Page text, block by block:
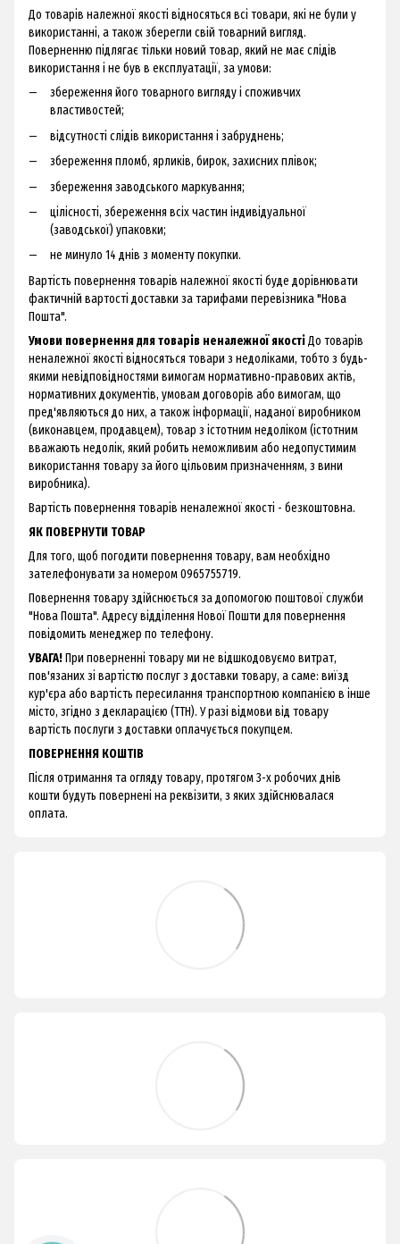
До товарів належної якості відносяться всі товари, які не були у
використанні, а також зберегли свій товарний вигляд.
Поверненню підлягає тільки новий товар, який не має слідів
використання і не був в експлуатації, за умови:
збереження його товарного вигляду і споживчих
властивостей;
відсутності слідів використання і забруднень;
збереження пломб, ярликів, бирок, захисних плівок;
збереження заводського маркування;
цілісності, збереження всіх частин індивідуальної
(заводської) упаковки;
не минуло 14 днів з моменту покупки.
Вартість повернення товарів належної якості буде дорівнювати
фактичній вартості доставки за тарифами перевізника "Нова
Пошта".
Умови повернення для товарів неналежної якостіДо товарів
неналежної якості відносяться товари з недоліками, тобто з будь-
якими невідповідностями вимогам нормативно-правових актів,
нормативних документів, умовам договорів або вимогам, що
пред'являються до них, а також інформації, наданої виробником
(виконавцем, продавцем), товар з істотним недоліком (істотним
вважають недолік, який робить неможливим або недопустимим
використання товару за його цільовим призначенням, з вини
виробника).
Вартість повернення товарів неналежної якості - безкоштовна.
ЯК ПОВЕРНУТИ ТОВАР
Для того, щоб погодити повернення товару, вам необхідно
зателефонувати за номером 0965755719.
Повернення товару здійснюється за допомогою поштової служби
"Нова Пошта". Адресу відділення Нової Пошти для повернення
повідомить менеджер по телефону.
УВАГА!При поверненні товару ми не відшкодовуємо витрат,
пов'язаних зі вартістю послуг з доставки товару, а саме: виїзд
кур'єра або вартість пересилання транспортною компанією в інше
місто, згідно з декларацією (ТТН). У разі відмови від товару
вартість послуги з доставки оплачується покупцем.
ПОВЕРНЕННЯ КОШТІВ
Після отримання та огляду товару, протягом 3-х робочих днів
кошти будуть повернені на реквізити, з яких здійснювалася
оплата.